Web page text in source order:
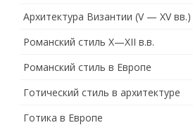
Архитектура Византии (V — XV вв.)
Романский стиль X—XII в.в.
Романский стиль в Европе
Готический стиль в архитектуре
Готика в Европе